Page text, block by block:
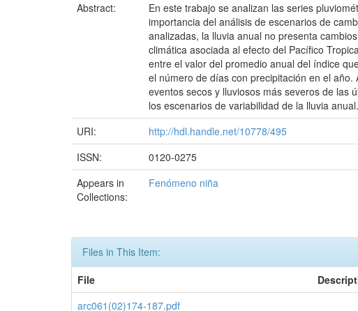
Abstract:
En este trabajo se analizan las series
importancia del análisis de escenarios de
analizadas, la lluvia anual no presenta
climática asociada al efecto del Pacífico
entre el valor del promedio anual del índice
el número de días con precipitación en el
eventos secos y lluviosos más severos de las
los escenarios de variabilidad de la lluvia anual.
URI:
http://hdl.handle.net/10778/495
ISSN:
0120-0275
Appears in
Collections:
Fenómeno niña
Files in This Item:
File
arc061(02)174-187.pdf